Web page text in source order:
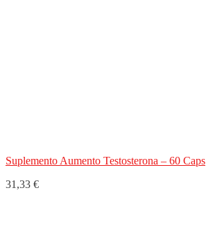
Suplemento Aumento Testosterona – 60 Caps
31,33 €